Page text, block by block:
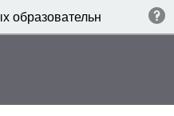
образовательных